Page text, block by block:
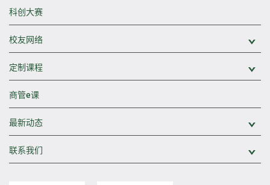
科创大赛
校友网络
定制课程
商管e课
最新动态
联系我们